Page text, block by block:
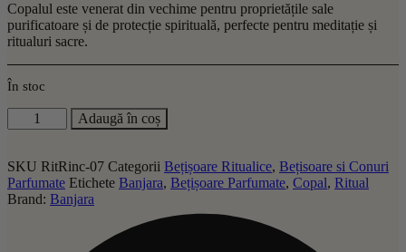
Copalul este venerat din vechime pentru proprietățile sale
purificatoare și de protecție spirituală, perfecte pentru meditație și
ritualuri sacre.
În stoc
Cantitate
Bețișoare
–
Copal
–
Adaugă în coș
SKU RitRinc-07 Categorii Bețișoare Ritualice, Bețisoare si Conuri
Parfumate Etichete Banjara, Bețișoare Parfumate, Copal, Ritual
Brand: Banjara